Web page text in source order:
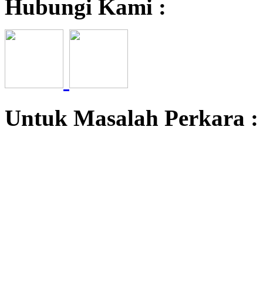
Hubungi Kami :
Untuk Masalah Perkara :